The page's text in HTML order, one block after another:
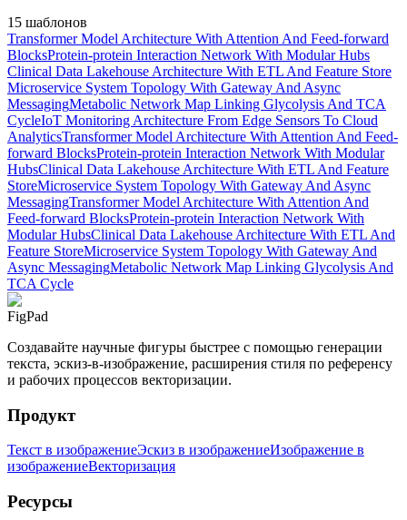
15 шаблонов
Transformer Model Architecture With Attention And Feed-forward
BlocksProtein-protein Interaction Network With Modular Hubs
Clinical Data Lakehouse Architecture With ETL And Feature Store
Microservice System Topology With Gateway And Async
MessagingMetabolic Network Map Linking Glycolysis And TCA
CycleIoT Monitoring Architecture From Edge Sensors To Cloud
AnalyticsTransformer Model Architecture With Attention And Feed-
forward BlocksProtein-protein Interaction Network With Modular
HubsClinical Data Lakehouse Architecture With ETL And Feature
StoreMicroservice System Topology With Gateway And Async
MessagingTransformer Model Architecture With Attention And
Feed-forward BlocksProtein-protein Interaction Network With
Modular HubsClinical Data Lakehouse Architecture With ETL And
Feature StoreMicroservice System Topology With Gateway And
Async MessagingMetabolic Network Map Linking Glycolysis And
TCA Cycle
FigPad
Создавайте научные фигуры быстрее с помощью генерации
текста, эскиз-в-изображение, расширения стиля по референсу
и рабочих процессов векторизации.
Продукт
Текст в изображениеЭскиз в изображениеИзображение в
изображениеВекторизация
Ресурсы